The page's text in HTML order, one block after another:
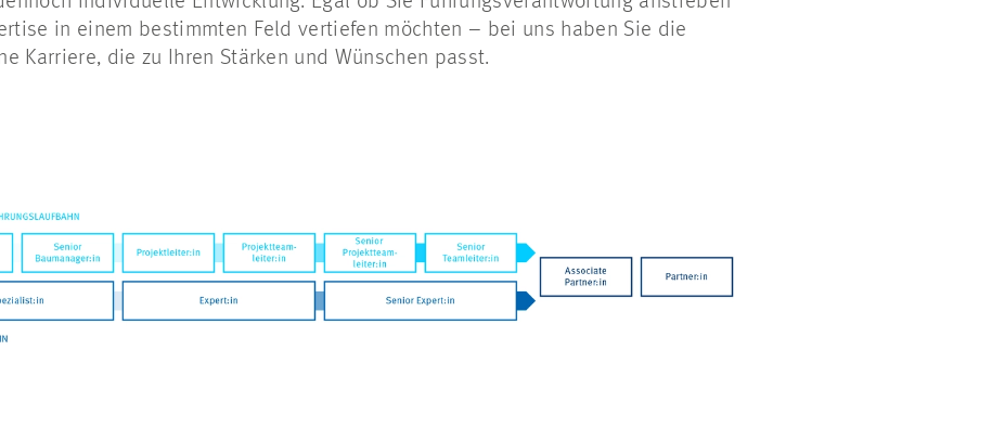
in einem bestimmten Feld vertiefen möchten – bei uns haben Sie die
Karriere, die zu Ihren Stärken und Wünschen passt.